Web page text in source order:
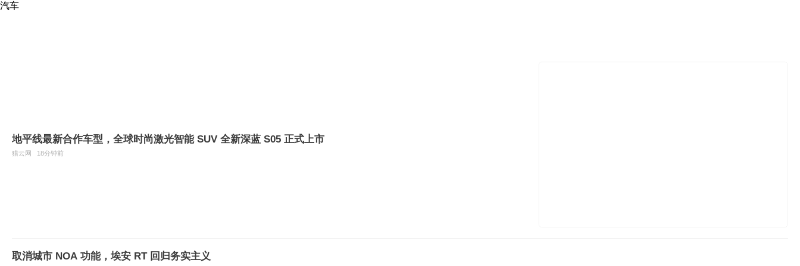
汽车
地平线最新合作车型，全球时尚激光智能 SUV 全新深蓝 S05 正式上市
猎云网 18分钟前
取消城市 NOA 功能，埃安 RT 回归务实主义